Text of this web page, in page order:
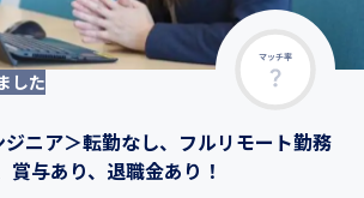
マッチ率
した
ニア＞転勤なし、フルリモート勤務
賞与あり、退職金あり！